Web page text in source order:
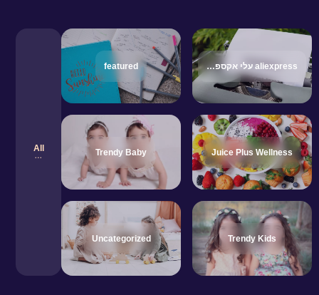
aliexpress עלי אקספרס featured
Juice Plus Wellness
Trendy Baby
Trendy Kids
Uncategorized
All